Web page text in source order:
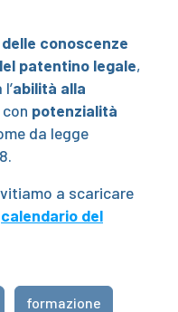
conoscenze
patentino legale,
abilità alla
con potenzialità
da legge
a scaricare
calendario del
formazione